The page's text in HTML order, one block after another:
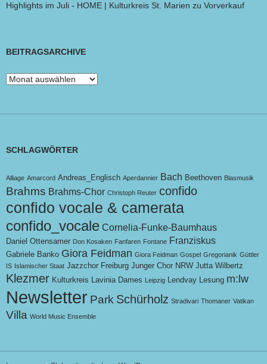
Highlights im Juli - HOME | Kulturkreis St. Marien zu Vorverkauf
BEITRAGSARCHIVE
Beitragsarchive
SCHLAGWÖRTER
Alliage Amarcord Andreas_Englisch Aperdannier Bach Beethoven Blasmusik
Brahms Brahms-Chor Christoph Reuter confido
confido vocale & camerata
confido_vocale Cornelia-Funke-Baumhaus
Daniel Ottensamer Don Kosaken Fanfaren Fontane Franziskus
Gabriele Banko Giora Feidman Giora Feidman Gospel Gregorianik Güttler
IS Islamischer Staat Jazzchor Freiburg Junger Chor NRW Jutta Wilbertz
Klezmer Kulturkreis Lavinia Dames Leipzig Lendvay Lesung m:lw
Newsletter Park Schürholz Stradivari Thomaner Vatikan
Villa World Music Ensemble